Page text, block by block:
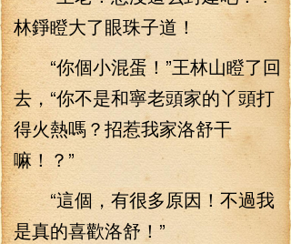
林錚瞪大了眼珠子道！
“你個小混蛋！”王林山瞪了回
去，“你不是和寧老頭家的丫頭打
得火熱嗎？招惹我家洛舒干
嘛！？”
“這個，有很多原因！不過我
是真的喜歡洛舒！”